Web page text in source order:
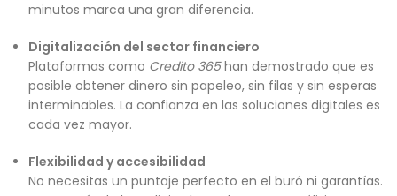
minutos marca una gran diferencia.
Digitalización del sector financiero
Plataformas como Credito 365han demostrado que es
posible obtener dinero sin papeleo, sin filas y sin esperas
interminables. La confianza en las soluciones digitales es
cada vez mayor.
Flexibilidad y accesibilidad
No necesitas un puntaje perfecto en el buró ni garantías.